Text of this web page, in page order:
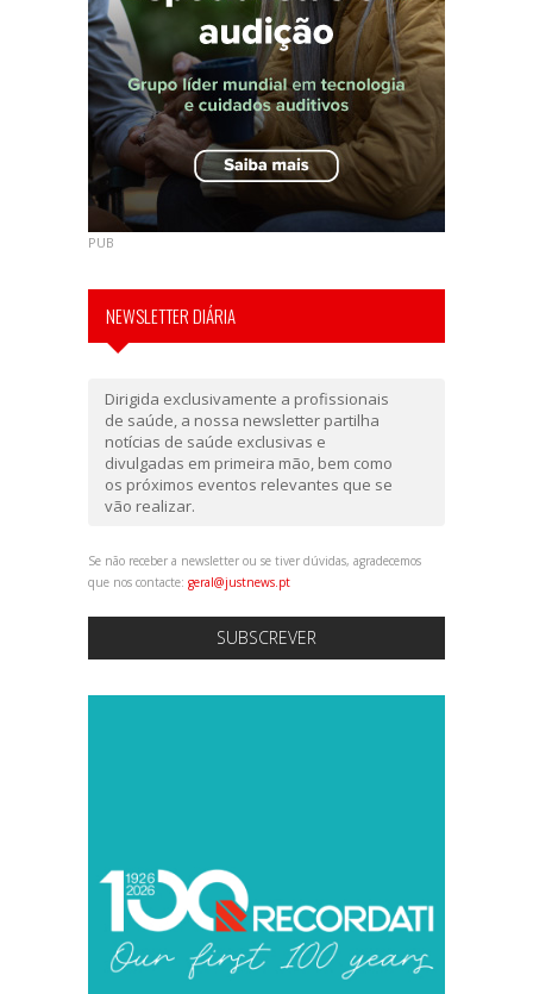
PUB
NEWSLETTER DIÁRIA
Dirigida exclusivamente a profissionais
de saúde, a nossa newsletter partilha
notícias de saúde exclusivas e
divulgadas em primeira mão, bem como
os próximos eventos relevantes que se
vão realizar.
Se não receber a newsletter ou se tiver dúvidas, agradecemos
que nos contacte: geral@justnews.pt
SUBSCREVER